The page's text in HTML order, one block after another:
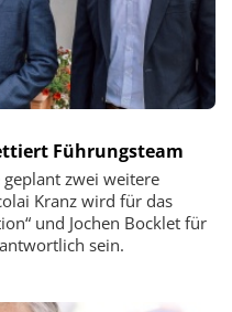
Führungsteam
zwei weitere
Kranz wird für das
und Jochen Bocklet für
sein.